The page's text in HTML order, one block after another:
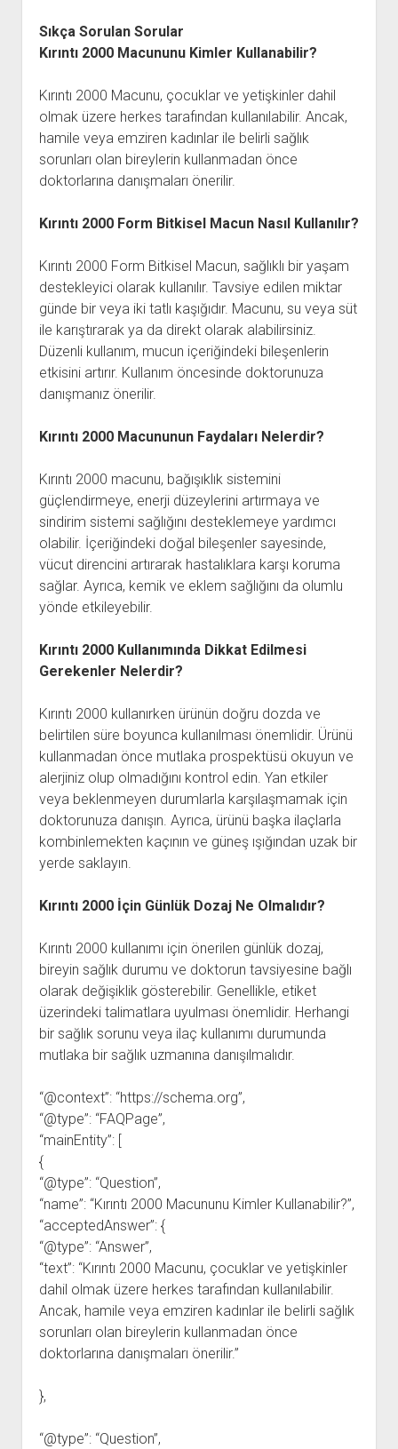
Sıkça Sorulan Sorular
Kırıntı 2000 Macununu Kimler Kullanabilir?
Kırıntı 2000 Macunu, çocuklar ve yetişkinler dahil
olmak üzere herkes tarafından kullanılabilir. Ancak,
hamile veya emziren kadınlar ile belirli sağlık
sorunları olan bireylerin kullanmadan önce
doktorlarına danışmaları önerilir.
Kırıntı 2000 Form Bitkisel Macun Nasıl Kullanılır?
Kırıntı 2000 Form Bitkisel Macun, sağlıklı bir yaşam
destekleyici olarak kullanılır. Tavsiye edilen miktar
günde bir veya iki tatlı kaşığıdır. Macunu, su veya süt
ile karıştırarak ya da direkt olarak alabilirsiniz.
Düzenli kullanım, mucun içeriğindeki bileşenlerin
etkisini artırır. Kullanım öncesinde doktorunuza
danışmanız önerilir.
Kırıntı 2000 Macununun Faydaları Nelerdir?
Kırıntı 2000 macunu, bağışıklık sistemini
güçlendirmeye, enerji düzeylerini artırmaya ve
sindirim sistemi sağlığını desteklemeye yardımcı
olabilir. İçeriğindeki doğal bileşenler sayesinde,
vücut direncini artırarak hastalıklara karşı koruma
sağlar. Ayrıca, kemik ve eklem sağlığını da olumlu
yönde etkileyebilir.
Kırıntı 2000 Kullanımında Dikkat Edilmesi
Gerekenler Nelerdir?
Kırıntı 2000 kullanırken ürünün doğru dozda ve
belirtilen süre boyunca kullanılması önemlidir. Ürünü
kullanmadan önce mutlaka prospektüsü okuyun ve
alerjiniz olup olmadığını kontrol edin. Yan etkiler
veya beklenmeyen durumlarla karşılaşmamak için
doktorunuza danışın. Ayrıca, ürünü başka ilaçlarla
kombinlemekten kaçının ve güneş ışığından uzak bir
yerde saklayın.
Kırıntı 2000 İçin Günlük Dozaj Ne Olmalıdır?
Kırıntı 2000 kullanımı için önerilen günlük dozaj,
bireyin sağlık durumu ve doktorun tavsiyesine bağlı
olarak değişiklik gösterebilir. Genellikle, etiket
üzerindeki talimatlara uyulması önemlidir. Herhangi
bir sağlık sorunu veya ilaç kullanımı durumunda
mutlaka bir sağlık uzmanına danışılmalıdır.
“@context”: “https://schema.org”,
“@type”: “FAQPage”,
“mainEntity”: [
{
“@type”: “Question”,
“name”: “Kırıntı 2000 Macununu Kimler Kullanabilir?”,
“acceptedAnswer”: {
“@type”: “Answer”,
“text”: “Kırıntı 2000 Macunu, çocuklar ve yetişkinler
dahil olmak üzere herkes tarafından kullanılabilir.
Ancak, hamile veya emziren kadınlar ile belirli sağlık
sorunları olan bireylerin kullanmadan önce
doktorlarına danışmaları önerilir.”
},
“@type”: “Question”,